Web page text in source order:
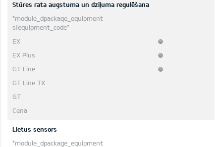
Stūres rata augstuma un dziļuma regulēšana
Lietus sensors